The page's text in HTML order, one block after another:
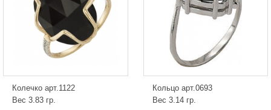
Колечко арт.1122
Вес 3.83 гр.
Кольцо арт.0693
Вес 3.14 гр.